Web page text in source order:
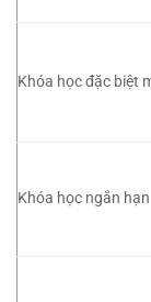
Khóa học đặc biệt
Khóa học ngắn hạn